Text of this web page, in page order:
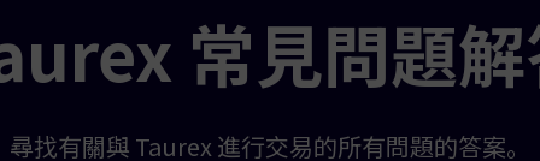
常見問題
尋找有關與 Taurex 進行交易的所有問題的答案。